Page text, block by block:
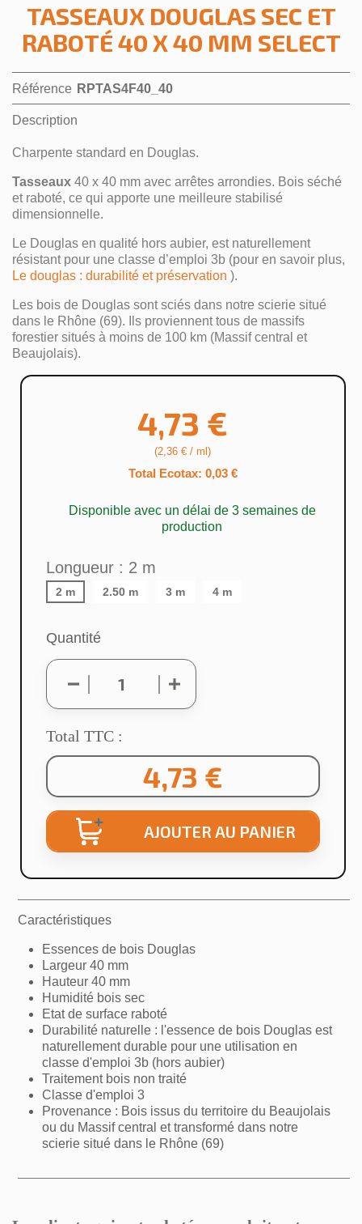
TASSEAUX DOUGLAS SEC ET
RABOTÉ 40 X 40 MM SELECT
Référence RPTAS4F40_40
Description
Charpente standard en Douglas.
Tasseaux 40 x 40 mm avec arrêtes arrondies. Bois séché
et raboté, ce qui apporte une meilleure stabilisé
dimensionnelle.
Le Douglas en qualité hors aubier, est naturellement
résistant pour une classe d’emploi 3b (pour en savoir plus,
Le douglas : durabilité et préservation ).
Les bois de Douglas sont sciés dans notre scierie situé
dans le Rhône (69). Ils proviennent tous de massifs
forestier situés à moins de 100 km (Massif central et
Beaujolais).
4,73 €
(2,36 € / ml)
Total Ecotax: 0,03 €
Disponible avec un délai de 3 semaines de
production
Longueur : 2 m
2 m 2.50 m 3 m 4 m
Quantité
Total TTC :
4,73 €
AJOUTER AU PANIER
Caractéristiques
Essences de bois Douglas
Largeur 40 mm
Hauteur 40 mm
Humidité bois sec
Etat de surface raboté
Durabilité naturelle : l'essence de bois Douglas est
naturellement durable pour une utilisation en
classe d'emploi 3b (hors aubier)
Traitement bois non traité
Classe d'emploi 3
Provenance : Bois issus du territoire du Beaujolais
ou du Massif central et transformé dans notre
scierie situé dans le Rhône (69)